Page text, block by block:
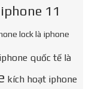
iphone 11
lock là iphone
iphone quốc tế là
kích hoạt iphone